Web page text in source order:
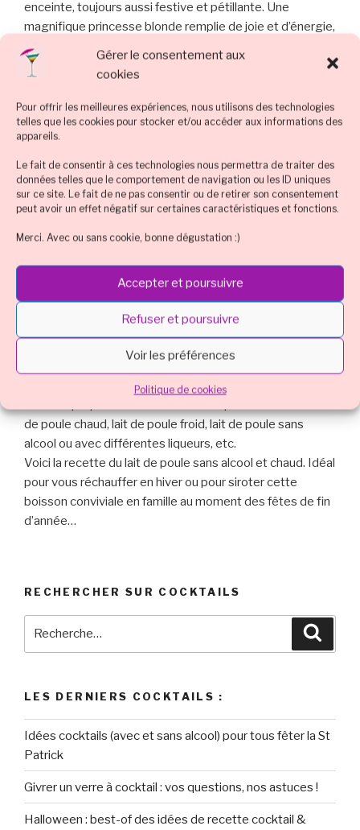
Gérer le consentement aux
cookies
Pour offrir les meilleures expériences, nous utilisons des technologies
telles que les cookies pour stocker et/ou accéder aux informations des
appareils.
Le fait de consentir à ces technologies nous permettra de traiter des
données telles que le comportement de navigation ou les ID uniques
sur ce site. Le fait de ne pas consentir ou de retirer son consentement
peut avoir un effet négatif sur certaines caractéristiques et fonctions.
Merci. Avec ou sans cookie, bonne dégustation :)
Accepter et poursuivre
Refuser et poursuivre
Voir les préférences
Politique de cookies
enceinte, toujours aussi festive et pétillante. Une
magnifique princesse blonde remplie de joie et d’énergie,
qui n’avait qu’une exigence pour son cocktail : du goût et
plusieurs couleurs à étage…
PUBLIÉ
LE
12 DÉCEMBRE 2020
Lait de poule sans alcool
Le lait de poule (appelé « Egg Nog » par les anglais) est
une boisson traditionnellement chaude à base de lait et
À l’origine alcoolisé au cognac ou au rhum, ce cocktail
de poule chaud, lait de poule froid, lait de poule sans
alcool ou avec différentes liqueurs, etc.
Voici la recette du lait de poule sans alcool et chaud. Idéal
pour vous réchauffer en hiver ou pour siroter cette
boisson conviviale en famille au moment des fêtes de fin
d’année…
RECHERCHER SUR COCKTAILS
LES DERNIERS COCKTAILS :
Idées cocktails (avec et sans alcool) pour tous fêter la St
Patrick
Givrer un verre à cocktail : vos questions, nos astuces !
Halloween : best-of des idées de recette cocktail &